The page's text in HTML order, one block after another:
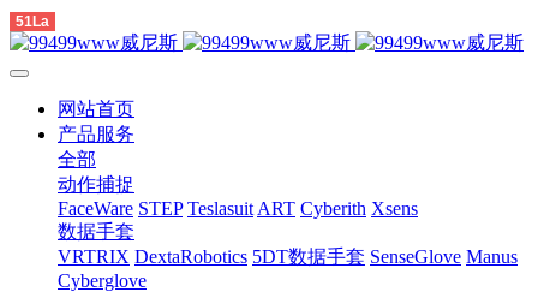
51La
网站首页
产品服务
全部
动作捕捉
FaceWare STEP Teslasuit ART Cyberith Xsens
数据手套
VRTRIX DextaRobotics 5DT数据手套 SenseGlove Manus
Cyberglove